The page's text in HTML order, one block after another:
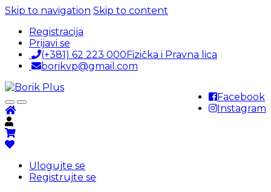
Skip to navigation Skip to content
Registracija
Prijavi se
(+381) 62 223 000Fizička i Pravna lica
borikvp@gmail.com
Facebook
Instagram
Ulogujte se
Registrujte se